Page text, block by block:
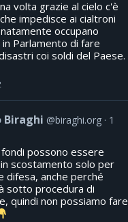
volta grazie al cielo c'è
impedisce ai cialtroni
occupano
Parlamento di fare
coi soldi del Paese.
Biraghi @biraghi.org
1
possono essere
scostamento solo per
difesa, anche perché
sotto procedura di
quindi non possiamo fare